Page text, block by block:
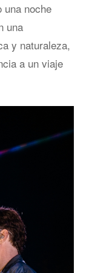
una noche
una
y naturaleza,
a un viaje